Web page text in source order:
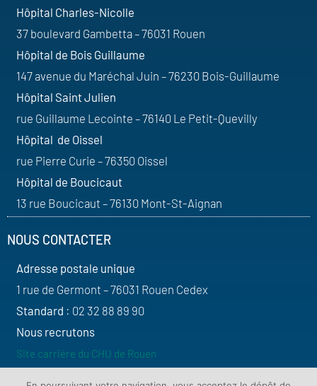
Hôpital Charles-Nicolle
37 boulevard Gambetta – 76031 Rouen
Hôpital de Bois Guillaume
147 avenue du Maréchal Juin – 76230 Bois-Guillaume
Hôpital Saint Julien
rue Guillaume Lecointe – 76140 Le Petit-Quevilly
Hôpital de Oissel
rue Pierre Curie – 76350 Oissel
Hôpital de Boucicaut
13 rue Boucicaut – 76130 Mont-St-Aignan
NOUS CONTACTER
Adresse postale unique
1 rue de Germont – 76031 Rouen Cedex
Standard : 02 32 88 89 90
Nous recrutons
Site carrière du CHU de Rouen